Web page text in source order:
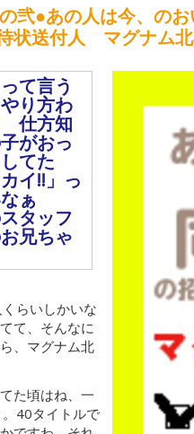
弐●あの人は今、の
待状送付人 マグナ
て言う
り方わ
仕方知
がおっ
てた
イ!!」っ
ぁ
タッフ
兄ちゃ
らいしかいな
て、そんなに
、マグナム北
た頃はね、一
40タイトルで